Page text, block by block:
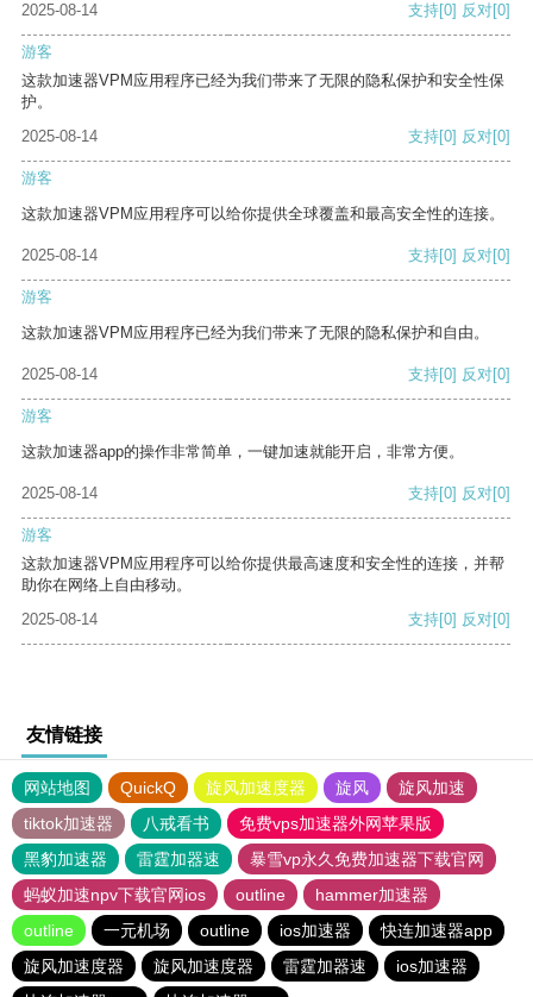
2025-08-14
支持[0] 反对[0]
游客
这款加速器VPM应用程序已经为我们带来了无限的隐私保护和安全性保
护。
2025-08-14
支持[0] 反对[0]
游客
这款加速器VPM应用程序可以给你提供全球覆盖和最高安全性的连接。
2025-08-14 支持[0] 反对[0]
游客
这款加速器VPM应用程序已经为我们带来了无限的隐私保护和自由。
2025-08-14 支持[0] 反对[0]
游客
这款加速器app的操作非常简单，一键加速就能开启，非常方便。
2025-08-14 支持[0] 反对[0]
游客
这款加速器VPM应用程序可以给你提供最高速度和安全性的连接，并帮
助你在网络上自由移动。
2025-08-14
支持[0] 反对[0]
友情链接
网站地图 QuickQ 旋风加速度器 旋风
旋风加速
tiktok加速器
八戒看书
免费vps加速器外网苹果版
黑豹加速器
雷霆加器速
暴雪vp永久免费加速器下载官网
蚂蚁加速npv下载官网ios
outline
hammer加速器
outline
一元机场 outline ios加速器
快连加速器app
旋风加速度器
旋风加速度器 雷霆加器速
ios加速器